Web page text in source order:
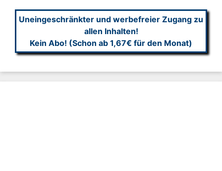
Uneingeschränkter und werbefreier Zugang zu
allen Inhalten!
Kein Abo! (Schon ab 1,67€ für den Monat)